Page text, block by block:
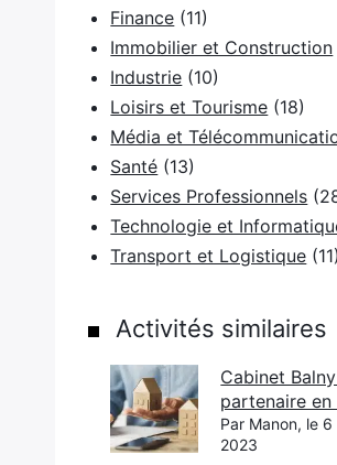
Finance (11)
Immobilier et Construction
Industrie (10)
Loisirs et Tourisme (18)
Média et
Santé (13)
Services Professionnels
Technologie et
Transport et Logistique (11)
Activités similaires
Cabinet
partenaire
Par Manon, le
2023